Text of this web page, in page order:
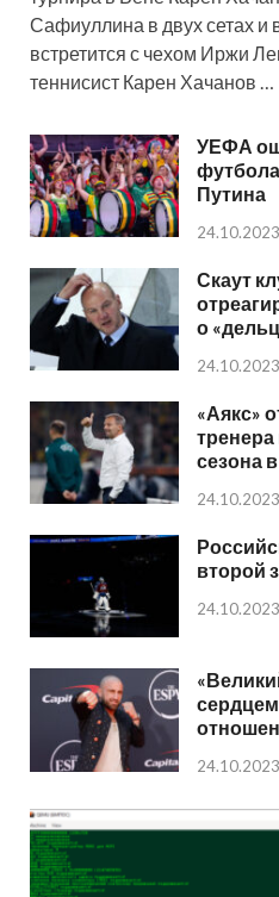
Сафиуллина в двух сетах
встретится с чехом Иржи
теннисист Карен Хачанов …
УЕФА
Путина
24.10.2023
Скаут
о
24.10.2023
«Аякс»
тренера
сезона
24.10.2023
второй
24.10.2023
24.10.2023